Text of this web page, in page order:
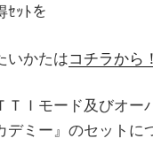
ｾｯﾄを
いかたはコチラから！
ＴＩモード及びオー
デミー』のセットに